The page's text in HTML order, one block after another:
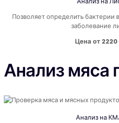
Позволяет определить
заболевание
Цена от
Анализ мяса
Анализ на